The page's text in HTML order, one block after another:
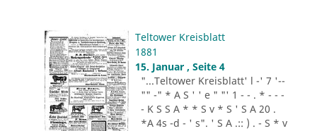
Teltower Kreisblatt
1881
15. Januar , Seite 4
"...Teltower Kreisblatt' l -' 7 '--
"" -" * A S ' ' e " "' 1 - - . * - - -
- K S S A * * S v * S ' S A 20 .
*A 4s -d - ' s". ' S A .:: ) . - S * v